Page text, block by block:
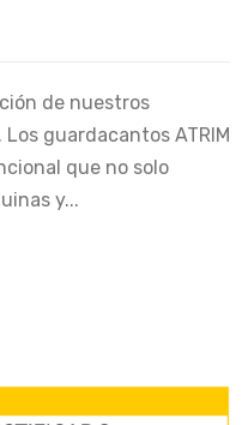
de nuestros
guardacantos ATRIM
que no solo
y...